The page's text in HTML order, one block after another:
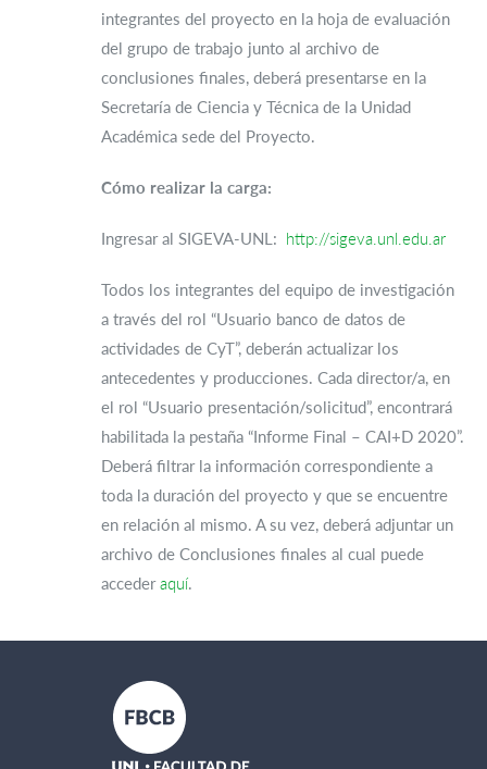
integrantes del proyecto en la hoja de evaluación
del grupo de trabajo junto al archivo de
conclusiones finales, deberá presentarse en la
Secretaría de Ciencia y Técnica de la Unidad
Académica sede del Proyecto.
Cómo realizar la carga:
Ingresar al SIGEVA-UNL: http://sigeva.unl.edu.ar
Todos los integrantes del equipo de investigación
a través del rol “Usuario banco de datos de
actividades de CyT”, deberán actualizar los
antecedentes y producciones. Cada director/a, en
el rol “Usuario presentación/solicitud”, encontrará
habilitada la pestaña “Informe Final – CAI+D 2020”.
Deberá filtrar la información correspondiente a
toda la duración del proyecto y que se encuentre
en relación al mismo. A su vez, deberá adjuntar un
archivo de Conclusiones finales al cual puede
accederaquí.